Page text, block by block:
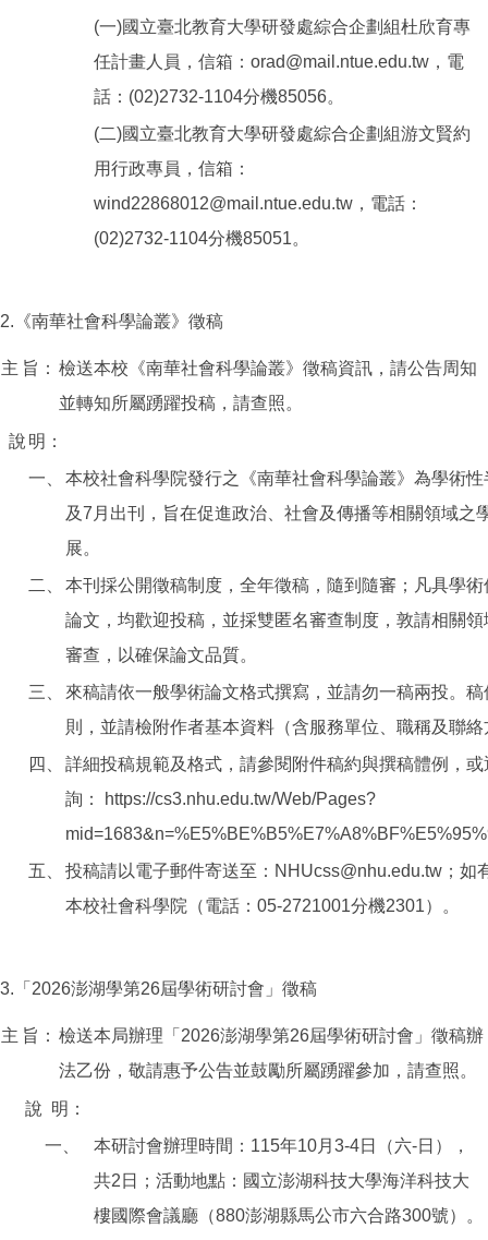
(一)國立臺北教育大學研發處綜合企劃組杜欣育專
任計畫人員，信箱：orad@mail.ntue.edu.tw，電
話：(02)2732-1104分機85056。
(二)國立臺北教育大學研發處綜合企劃組游文賢約
用行政專員，信箱：
wind22868012@mail.ntue.edu.tw，電話：
(02)2732-1104分機85051。
2.《南華社會科學論叢》徵稿
主 旨： 檢送本校《南華社會科學論叢》徵稿資訊，請公告周知
並轉知所屬踴躍投稿，請查照。
說 明：
一、
本校社會科學院發行之《南華社會科學論叢》為學術
及7月出刊，旨在促進政治、社會及傳播等相關領域之
展。
二、
本刊採公開徵稿制度，全年徵稿，隨到隨審；凡具學
論文，均歡迎投稿，並採雙匿名審查制度，敦請相關
審查，以確保論文品質。
三、
來稿請依一般學術論文格式撰寫，並請勿一稿兩投。
則，並請檢附作者基本資料（含服務單位、職稱及聯
四、
詳細投稿規範及格式，請參閱附件稿約與撰稿體例，
詢： https://cs3.nhu.edu.tw/Web/Pages?
五、
投稿請以電子郵件寄送至：NHUcss@nhu.edu.tw；如
本校社會科學院（電話：05-2721001分機2301）。
3.「2026澎湖學第26屆學術研討會」徵稿
主 旨： 檢送本局辦理「2026澎湖學第26屆學術研討會」徵稿辦
法乙份，敬請惠予公告並鼓勵所屬踴躍參加，請查照。
說 明：
一、
本研討會辦理時間：115年10月3-4日（六-日），
共2日；活動地點：國立澎湖科技大學海洋科技大
樓國際會議廳（880澎湖縣馬公市六合路300號）。